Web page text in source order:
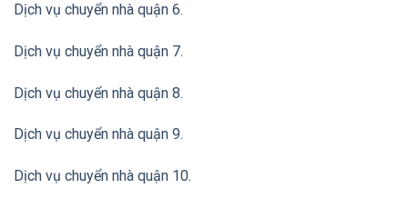
Dịch vụ chuyển nhà quận 6.
Dịch vụ chuyển nhà quận 7.
Dịch vụ chuyển nhà quận 8.
Dịch vụ chuyển nhà quận 9.
Dịch vụ chuyển nhà quận 10.